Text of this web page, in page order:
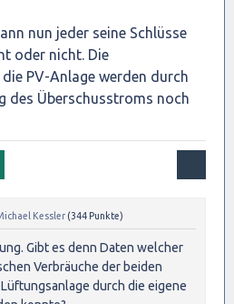
nun jeder seine Schlüsse
oder nicht. Die
PV-Anlage werden durch
des Überschusstroms noch
Kessler (344 Punkte)
Gibt es denn Daten welcher
Verbräuche der beiden
durch die eigene